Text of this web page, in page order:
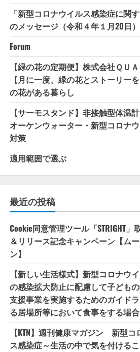
「新型コロナウイルス感染症に関
のメッセージ（令和４年１月20日）
Forum
【緑の花の定期便】株式会社ＱＵ
【月に一度、緑の花とストーリー
の花がある暮らし
【サーモスタンド】非接触型体温
オーケンウォーター・新型コロナ
対策
適用範囲で選ぶ
最近の投稿
Cookie同意管理ツール「STRIGHT」
＆リリース記念キャンペーン【ム
ン】
【新しい生活様式】新型コロナウ
の感染拡大防止に配慮して子ども
支援事業を実施するためのガイド
る居場所等において食事をする場
【KTN】週刊健康マガジン 新型コ
ス感染症～生活の中で気を付ける